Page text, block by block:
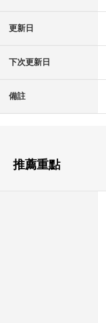
更新日
下次更新日
備註
推薦重點